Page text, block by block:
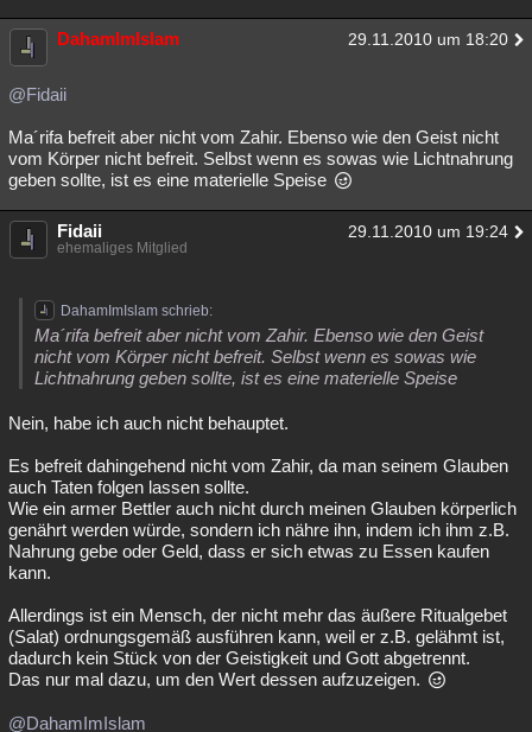
DahamImIslam 29.11.2010 um 18:20
@Fidaii
Ma´rifa befreit aber nicht vom Zahir. Ebenso wie den Geist nicht
vom Körper nicht befreit. Selbst wenn es sowas wie Lichtnahrung
geben sollte, ist es eine materielle Speise
Fidaii 29.11.2010 um 19:24
ehemaliges Mitglied
DahamImIslam schrieb:
Ma´rifa befreit aber nicht vom Zahir. Ebenso wie den Geist
nicht vom Körper nicht befreit. Selbst wenn es sowas wie
Lichtnahrung geben sollte, ist es eine materielle Speise
Nein, habe ich auch nicht behauptet.
Es befreit dahingehend nicht vom Zahir, da man seinem Glauben
auch Taten folgen lassen sollte.
Wie ein armer Bettler auch nicht durch meinen Glauben körperlich
genährt werden würde, sondern ich nähre ihn, indem ich ihm z.B.
Nahrung gebe oder Geld, dass er sich etwas zu Essen kaufen
kann.
Allerdings ist ein Mensch, der nicht mehr das äußere Ritualgebet
(Salat) ordnungsgemäß ausführen kann, weil er z.B. gelähmt ist,
dadurch kein Stück von der Geistigkeit und Gott abgetrennt.
Das nur mal dazu, um den Wert dessen aufzuzeigen.
@DahamImIslam